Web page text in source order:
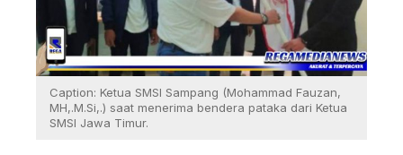
Caption: Ketua SMSI Sampang (Mohammad Fauzan,
MH,.M.Si,.) saat menerima bendera pataka dari Ketua
SMSI Jawa Timur.